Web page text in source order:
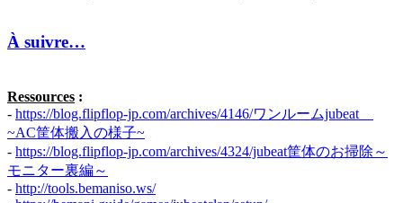
À suivre…
Ressources :
- https://blog.flipflop-jp.com/archives/4146/ワンルームjubeat
~AC筐体搬入の様子~
- https://blog.flipflop-jp.com/archives/4324/jubeat筐体のお掃除～
モニター裏編～
- http://tools.bemaniso.ws/